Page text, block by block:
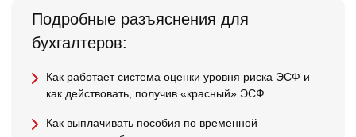
Подробные разъяснения для
бухгалтеров:
Как работает система оценки уровня риска ЭСФ и
как действовать, получив «красный» ЭСФ
Как выплачивать пособия по временной